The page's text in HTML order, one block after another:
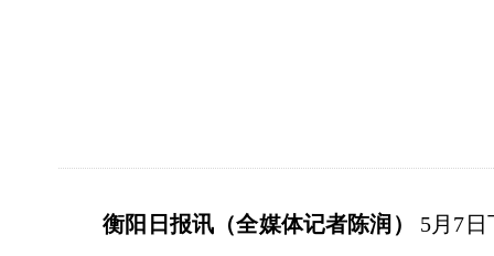
衡阳日报讯（全媒体记者陈润）
5月7